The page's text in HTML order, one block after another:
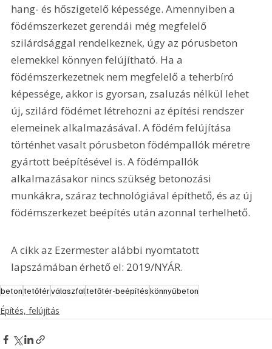
hang- és hőszigetelő képessége. Amennyiben a
födémszerkezet gerendái még megfelelő
szilárdsággal rendelkeznek, úgy az pórusbeton
elemekkel könnyen felújítható. Ha a
födémszerkezetnek nem megfelelő a teherbíró
képessége, akkor is gyorsan, zsaluzás nélkül lehet
új, szilárd födémet létrehozni az építési rendszer
elemeinek alkalmazásával. A födém felújítása
történhet vasalt pórusbeton födémpallók méretre
gyártott beépítésével is. A födémpallók
alkalmazásakor nincs szükség betonozási
munkákra, száraz technológiával építhető, és az új
födémszerkezet beépítés után azonnal terhelhető.
A cikk az Ezermester alábbi nyomtatott
lapszámában érhető el: 2019/NYÁR.
betontetőtérválaszfaltetőtér-beépítéskönnyűbeton
Építés, felújítás